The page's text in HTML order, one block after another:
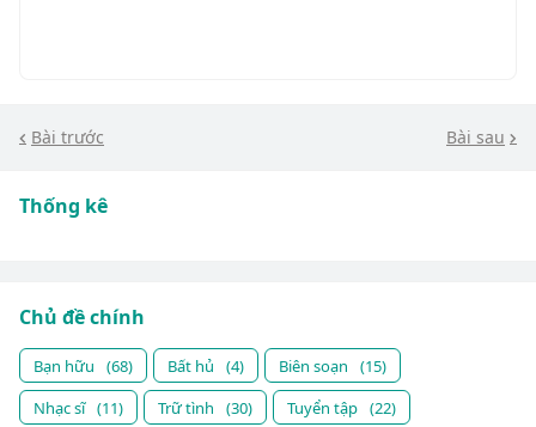
Bài trước Bài sau
Thống kê
Chủ đề chính
Bạn hữu (68) Bất hủ (4) Biên soạn
(15)
Nhạc sĩ (11) Trữ tình (30) Tuyển tập (22)